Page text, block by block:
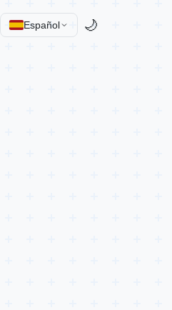
Español 🌙